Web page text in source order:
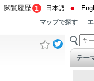
閲覧履歴 1 日本語
マップで探す
テー